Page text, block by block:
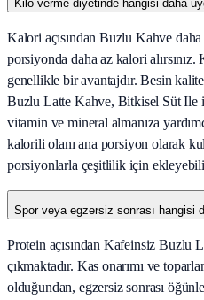
Kilo verme diyetinde hangisi daha
Kalori açısından Buzlu Kahve
porsiyonda daha az kalori
genellikle bir avantajdır. Besin
Buzlu Latte Kahve, Bitkisel Süt Ile
vitamin ve mineral almanıza
kalorili olanı ana porsiyon olarak
porsiyonlarla çeşitlilik için
Spor veya egzersiz sonrası hangisi
Protein açısından Kafeinsiz Buzlu
çıkmaktadır. Kas onarımı ve
olduğundan, egzersiz sonrası